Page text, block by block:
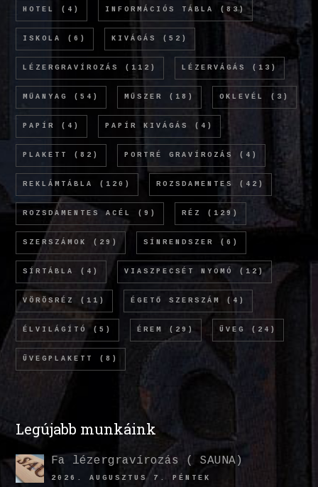
HOTEL (4) INFORMÁCIÓS TÁBLA (83)
ISKOLA (6) KIVÁGÁS (52)
LÉZERGRAVÍROZÁS (112) LÉZERVÁGÁS (13)
MŰANYAG (54) MŰSZER (18) OKLEVÉL (3)
PAPÍR (4) PAPÍR KIVÁGÁS (4)
PLAKETT (82) PORTRÉ GRAVÍROZÁS (4)
REKLÁMTÁBLA (120) ROZSDAMENTES (42)
ROZSDAMENTES ACÉL (9) RÉZ (129)
SZERSZÁMOK (29) SÍNRENDSZER (6)
SÍRTÁBLA (4) VIASZPECSÉT NYOMÓ (12)
VÖRÖSRÉZ (11) ÉGETŐ SZERSZÁM (4)
ÉLVILÁGÍTÓ (5) ÉREM (29) ÜVEG (24)
ÜVEGPLAKETT (8)
Legújabb munkáink
Fa lézergravírozás ( SAUNA)
2026. AUGUSZTUS 7. PÉNTEK